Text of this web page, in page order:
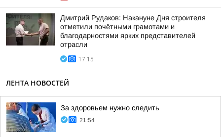
Дмитрий Рудаков: Накануне Дня строителя
отметили почётными грамотами и
благодарностями ярких представителей
отрасли
17:15
ЛЕНТА НОВОСТЕЙ
За здоровьем нужно следить
21:54